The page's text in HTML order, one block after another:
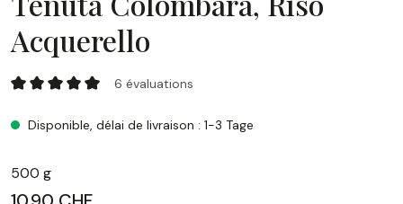
Acquerello
Tenuta Colombara, Riso Acquerello
6 évaluations
Disponible, délai de livraison : 1-3 Tage
500 g